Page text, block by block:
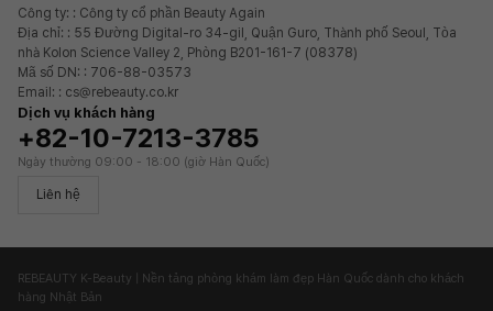
Công ty: : Công ty cổ phần Beauty Again
Địa chỉ: : 55 Đường Digital-ro 34-gil, Quận Guro, Thành phố Seoul, Tòa
nhà Kolon Science Valley 2, Phòng B201-161-7 (08378)
Mã số DN: : 706-88-03573
Email: : cs@rebeauty.co.kr
Dịch vụ khách hàng
+82-10-7213-3785
Ngày thường 09:00 - 18:00 (giờ Hàn Quốc)
Liên hệ
REBEAUTY K-Beauty | Nền tảng phòng khám làm đẹp Hàn Quốc dành cho khách
hàng Nhật Bản